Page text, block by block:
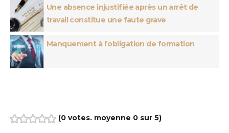
Une absence injustifiée après un arrêt de
travail constitue une faute grave
Manquement à l’obligation de formation
(0 votes. moyenne 0sur 5)